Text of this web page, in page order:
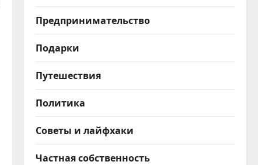
Предпринимательство
Подарки
Путешествия
Политика
Советы и лайфхаки
Частная собственность